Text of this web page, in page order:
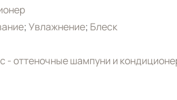
;Увлажнение; Блеск
- оттеночные шампуни и